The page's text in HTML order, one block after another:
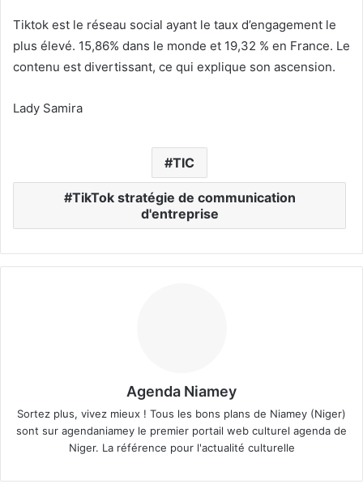
Tiktok est le réseau social ayant le taux d’engagement le
plus élevé. 15,86% dans le monde et 19,32 % en France. Le
contenu est divertissant, ce qui explique son ascension.
Lady Samira
TIC
TikTok stratégie de communication
d'entreprise
Agenda Niamey
Sortez plus, vivez mieux ! Tous les bons plans de Niamey (Niger)
sont sur agendaniamey le premier portail web culturel agenda de
Niger. La référence pour l'actualité culturelle